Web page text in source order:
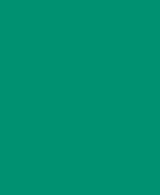
anbieten.